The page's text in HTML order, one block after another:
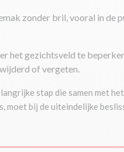
zonder bril, vooral in de
het gezichtsveld te
of vergeten.
stap die samen met
moet bij de uiteindelijke